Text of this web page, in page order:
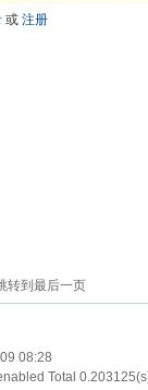
或 注册
转到最后一页
08:28
Total